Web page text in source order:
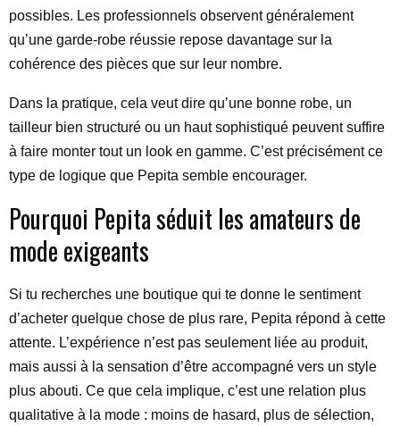
possibles. Les professionnels observent généralement
qu’une garde-robe réussie repose davantage sur la
cohérence des pièces que sur leur nombre.
Dans la pratique, cela veut dire qu’une bonne robe, un
tailleur bien structuré ou un haut sophistiqué peuvent suffire
à faire monter tout un look en gamme. C’est précisément ce
type de logique que Pepita semble encourager.
Pourquoi Pepita séduit les amateurs de
mode exigeants
Si tu recherches une boutique qui te donne le sentiment
d’acheter quelque chose de plus rare, Pepita répond à cette
attente. L’expérience n’est pas seulement liée au produit,
mais aussi à la sensation d’être accompagné vers un style
plus abouti. Ce que cela implique, c’est une relation plus
qualitative à la mode : moins de hasard, plus de sélection,